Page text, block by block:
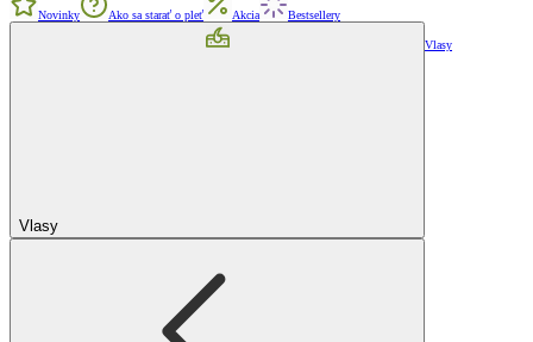
Novinky Ako sa starať o pleť Akcia Bestsellery
Vlasy
Vlasy